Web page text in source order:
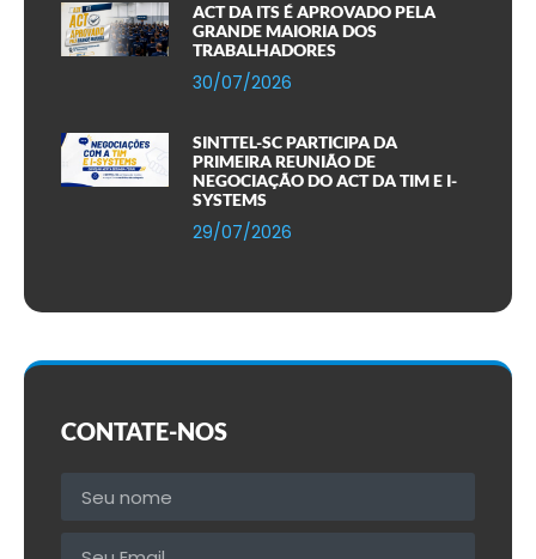
ACT DA ITS É APROVADO PELA
GRANDE MAIORIA DOS
TRABALHADORES
30/07/2026
SINTTEL-SC PARTICIPA DA
PRIMEIRA REUNIÃO DE
NEGOCIAÇÃO DO ACT DA TIM E I-
SYSTEMS
29/07/2026
CONTATE-NOS